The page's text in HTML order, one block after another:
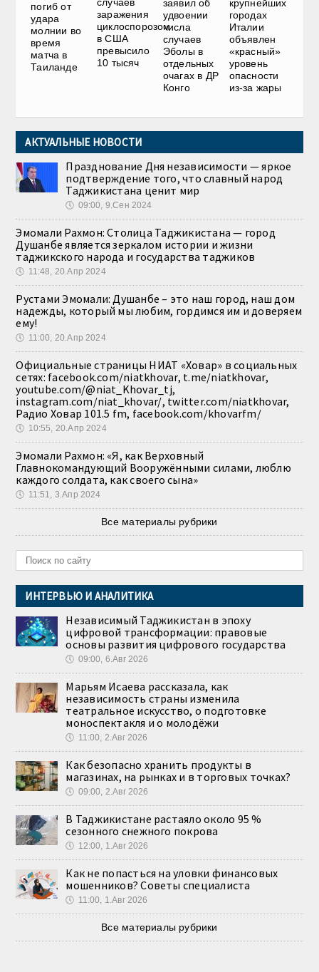
погиб от
удара
молнии во
время
матча в
Таиланде
случаев
заражения
циклоспорозом
в США
превысило
10 тысяч
заявил об
удвоении
числа
случаев
Эболы в
отдельных
очагах в ДР
Конго
крупнейших
городах
Италии
объявлен
«красный»
уровень
опасности
из-за жары
АКТУАЛЬНЫЕ НОВОСТИ
Празднование Дня независимости — яркое
подтверждение того, что славный народ
Таджикистана ценит мир
🕔 09:00, 9.Сен 2024
Эмомали Рахмон: Столица Таджикистана — город
Душанбе является зеркалом истории и жизни
таджикского народа и государства таджиков
🕔 11:48, 20.Апр 2024
Рустами Эмомали: Душанбе – это наш город, наш дом
надежды, который мы любим, гордимся им и доверяем
ему!
🕔 11:00, 20.Апр 2024
Официальные страницы НИАТ «Ховар» в социальных
сетях: facebook.com/niatkhovar, t.me/niatkhovar,
youtube.com/@niat_Khovar_tj,
instagram.com/niat_khovar/, twitter.com/niatkhovar,
Радио Ховар 101.5 fm, facebook.com/khovarfm/
🕔 10:55, 20.Апр 2024
Эмомали Рахмон: «Я, как Верховный
Главнокомандующий Вооружёнными силами, люблю
каждого солдата, как своего сына»
🕔 11:51, 3.Апр 2024
Все материалы рубрики
ИНТЕРВЬЮ И АНАЛИТИКА
Независимый Таджикистан в эпоху
цифровой трансформации: правовые
основы развития цифрового государства
🕔 09:00, 6.Авг 2026
Марьям Исаева рассказала, как
независимость страны изменила
театральное искусство, о подготовке
моноспектакля и о молодёжи
🕔 11:00, 2.Авг 2026
Как безопасно хранить продукты в
магазинах, на рынках и в торговых точках?
🕔 09:00, 2.Авг 2026
В Таджикистане растаяло около 95 %
сезонного снежного покрова
🕔 12:00, 1.Авг 2026
Как не попасться на уловки финансовых
мошенников? Советы специалиста
🕔 11:00, 1.Авг 2026
Все материалы рубрики